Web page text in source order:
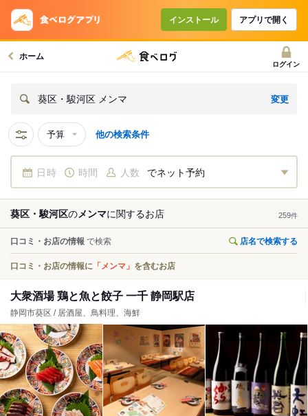
インストール アプリで開く
ホーム
ログイン
葵区・駿河区 メンマ 変更
予算 他の検索条件
日時 時間 人数 でネット予約
葵区・駿河区のメンマに関するお店 259件
口コミ・お店の情報 で検索 店名で検索する
口コミ・お店の情報に 「メンマ」 を含むお店
大衆酒場 鶏と魚と餃子 一千 静岡駅店
静岡市葵区 / 居酒屋、鳥料理、海鮮